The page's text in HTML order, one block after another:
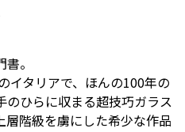
。
イタリアで、ほんの100年の
のひらに収まる超技巧ガラス
層階級を虜にした希少な作品